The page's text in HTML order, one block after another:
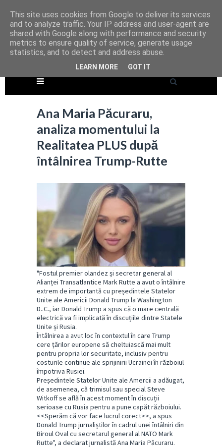
Ana Maria Păcuraru,
analiza momentului la
Realitatea PLUS după
întâlnirea Trump-Rutte
"Fostul premier olandez și secretar general al
Alianței Transatlantice Mark Rutte a avut o întâlnire
extrem de importantă cu președintele Statelor
Unite ale Americii Donald Trump la Washington
D..C., iar Donald Trump a spus că o mare centrală
electrică va fi implicată în discuțiile dintre Statele
Unite și Rusia.
Întâlnirea a avut loc în contextul în care Trump
cere țărilor europene să cheltuiască mai mult
pentru propria lor securitate, inclusiv pentru
costurile continue ale sprijinirii Ucrainei în războiul
împotriva Rusiei.
Președintele Statelor Unite ale Amercii a adăugat,
de asemenea, că trimisul sau special Steve
Witkoff se află în acest moment în discuții
serioase cu Rusia pentru a pune capăt războiului.
<<Sperăm că vor face lucrul corect>>, a spus
Donald Trump jurnaliștilor în cadrul unei întâlniri din
Biroul Oval cu secretarul general al NATO Mark
Rutte", a declarat jurnalistă Ana Maria Păcuraru.
This site uses cookies from Google to deliver its services
and to analyze traffic. Your IP address and user-agent are
shared with Google along with performance and security
metrics to ensure quality of service, generate usage
statistics, and to detect and address abuse.
LEARN MORE GOT IT